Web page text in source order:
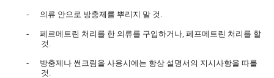
- 의류 안으로 방충제를 뿌리지 말 것 .
- 페르메트린 처리를 한 의류를 구입하거나,페프메트린 처리를 할
것 .
-
방충제나 썬크림을 사용시에는 항상 설명서의 지시사항을 따를
것 .